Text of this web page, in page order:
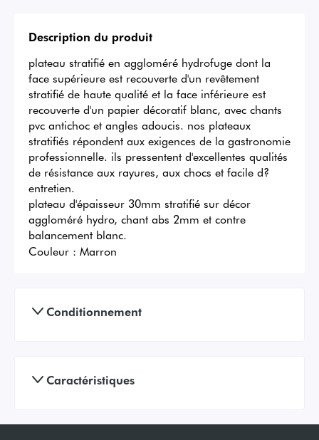
Description du produit
plateau stratifié en aggloméré hydrofuge dont la
face supérieure est recouverte d'un revêtement
stratifié de haute qualité et la face inférieure est
recouverte d'un papier décoratif blanc, avec chants
pvc antichoc et angles adoucis. nos plateaux
stratifiés répondent aux exigences de la gastronomie
professionnelle. ils pressentent d'excellentes qualités
de résistance aux rayures, aux chocs et facile d?
entretien.
plateau d'épaisseur 30mm stratifié sur décor
aggloméré hydro, chant abs 2mm et contre
balancement blanc.
Couleur : Marron
Conditionnement
Caractéristiques